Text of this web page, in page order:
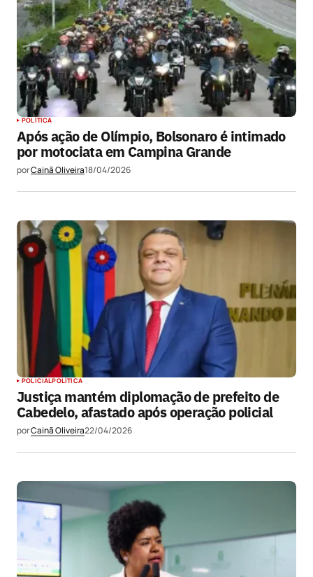
POLÍTICA
Após ação de Olímpio, Bolsonaro é intimado
por motociata em Campina Grande
porCainã Oliveira18/04/2026
POLICIALPOLÍTICA
Justiça mantém diplomação de prefeito de
Cabedelo, afastado após operação policial
porCainã Oliveira22/04/2026